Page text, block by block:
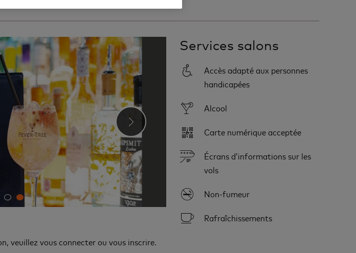
›
veuillez vous connecter ou vous inscrire.
Services salons
Accès adapté aux personnes
handicapées
Alcool
Carte numérique acceptée
Écrans d’informations sur les
vols
Non-fumeur
Rafraîchissements